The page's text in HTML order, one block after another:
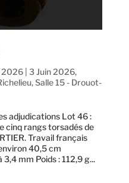
2026| 3 Juin 2026,
,Salle 15 - Drouot-
adjudications Lot 46 :
cinq rangs torsadés de
Travail français
40,5 cm
mm Poids : 112,9 g...